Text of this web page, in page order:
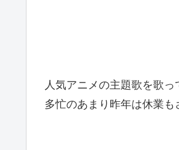
人気アニメの主題歌を歌っ
多忙のあまり昨年は休業も